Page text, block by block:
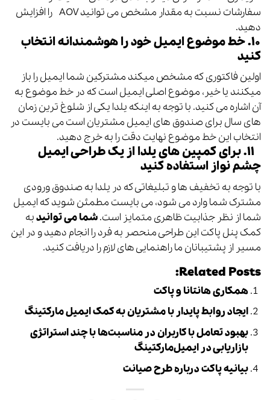
سفارشات نسبت به مقدار مشخص می توانید AOV را افزایش
دهید.
۱۰. خط موضوع ایمیلخود را هوشمندانه انتخاب
کنید
اولین فاکتوری که مشخص میکند مشترکین شما ایمیل را باز
میکنند یا خیر ، موضوع اصلی ایمیل است که در خط موضوع به
آن اشاره می کنید. با توجه به اینکه یلدا یکی از شلوغ ترین زمان
های سال برای صندوق های ایمیل مشتریان است می بایست در
انتخاب این خط موضوع نهایت دقت را به خرج دهید.
۱۱. برای کمپین های یلدا از یک طراحی ایمیل
چشم نواز استفاده کنید
با توجه به تخفیف ها و تبلیغاتی که در یلدا به صندوق ورودی
مشترک شما وارد می شود، می بایست مطمئن شوید که ایمیل
شما از نظر جذابیت ظاهری متمایز است.شما می توانیدبه
کمک پنل پاکت این طراحی منحصر به فرد را انجام دهید و در این
مسیر از پشتیبانان ما راهنمایی های لازم را دریافت کنید.
Related Posts:
همکاری هانتانا و پاکت
ایجاد روابط پایدار با مشتریان به کمک ایمیل مارکتینگ
بهبود تعامل با کاربران در مناسبت‌ها با چند استراتژی
بازاریابی در ایمیل‌مارکتینگ
بیانیه پاکت درباره طرح صیانت